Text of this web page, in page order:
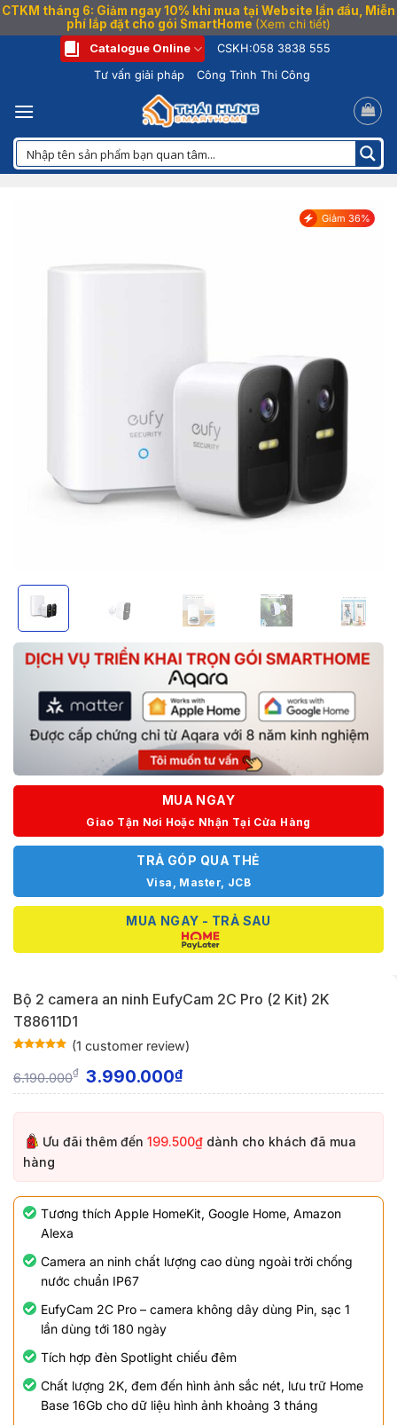
CTKM tháng 6: Giảm ngay 10% khi mua tại Website lần đầu, Miễn
phí lắp đặt cho gói SmartHome (Xem chi tiết)
dung
Catalogue Online CSKH:058 3838 555
Tư vấn giải pháp
Công Trình Thi Công
Giảm 36%
MUA NGAY
Giao Tận Nơi Hoặc Nhận Tại Cửa Hàng
TRẢ GÓP QUA THẺ
Visa, Master, JCB
MUA NGAY - TRẢ SAU
Bộ 2 camera an ninh EufyCam 2C Pro (2 Kit) 2K
T88611D1
on
customer
(1 customer review)
6.190.000₫ 3.990.000₫
Ưu đãi thêm đến 199.500₫ dành cho khách đã mua
hàng
Tương thích Apple HomeKit, Google Home, Amazon
Alexa
Camera an ninh chất lượng cao dùng ngoài trời chống
nước chuẩn IP67
EufyCam 2C Pro – camera không dây dùng Pin, sạc 1
lần dùng tới 180 ngày
Tích hợp đèn Spotlight chiếu đêm
Chất lượng 2K, đem đến hình ảnh sắc nét, lưu trữ Home
Base 16Gb cho dữ liệu hình ảnh khoảng 3 tháng